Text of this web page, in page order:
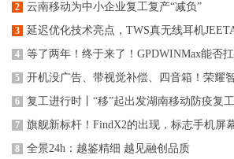
2 云南移动为中小企业复工复产“减负”
3 延迟优化技术亮点，TWS真无线耳机
4 等了两年！终于来了！GPDWINMax能否
5 开机没广告、带视觉补偿、四音箱！荣耀
6 复工进行时丨“移”起出发湖南移动防疫复
7 旗舰新标杆！FindX2的出现，标志手机屏
8 全景24h：越鉴精细 越见融创品质